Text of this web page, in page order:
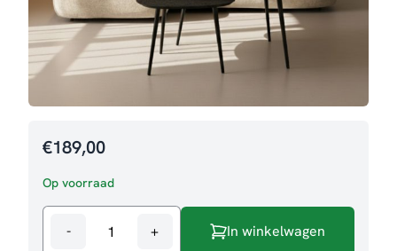
€189,00
Op voorraad
-
Salontafelset
+ In winkelwagen